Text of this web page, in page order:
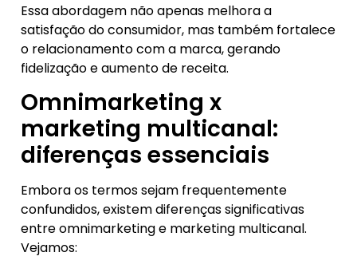
Essa abordagem não apenas melhora a
satisfação do consumidor, mas também fortalece
o relacionamento com a marca, gerando
fidelização e aumento de receita.
Omnimarketing x
marketing multicanal:
diferenças essenciais
Embora os termos sejam frequentemente
confundidos, existem diferenças significativas
entre omnimarketing e marketing multicanal.
Vejamos: